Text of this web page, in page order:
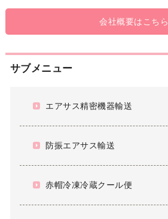
会社概要はこちら
サブメニュー
エアサス精密機器輸送
防振エアサス輸送
赤帽冷凍冷蔵クール便